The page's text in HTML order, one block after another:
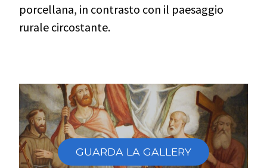
porcellana, in contrasto con il paesaggio
rurale circostante.
GUARDA LA GALLERY